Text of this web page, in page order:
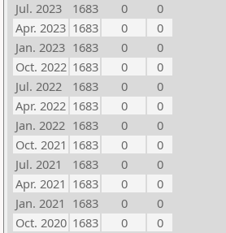
Jul. 2023
1683 0
0
Apr. 2023 1683 0
0
Jan. 2023 1683 0
0
Oct. 2022 1683 0
0
Jul. 2022
1683 0
0
Apr. 2022 1683 0
0
Jan. 2022 1683 0
0
Oct. 2021 1683 0
0
Jul. 2021
1683 0
0
Apr. 2021 1683 0
0
Jan. 2021 1683 0
0
Oct. 2020 1683 0
0